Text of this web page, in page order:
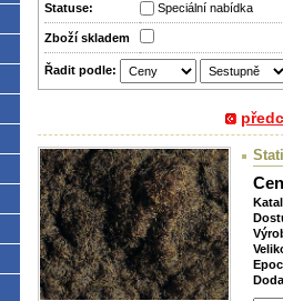
Statuse: Speciální nabídka
Zboží­ skladem
Řadit podle: